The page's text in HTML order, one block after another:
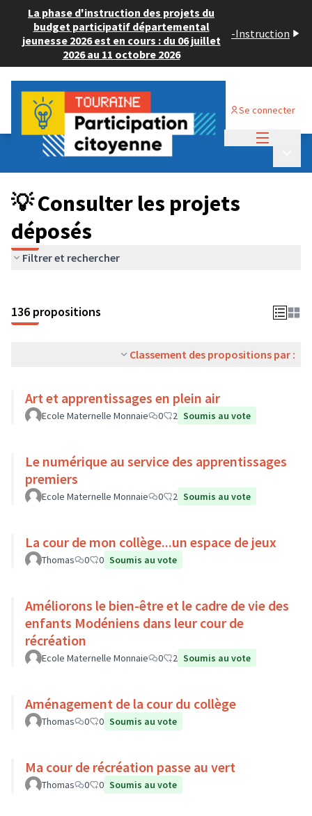
La phase d'instruction des projets du
budget participatif départemental
jeunesse 2026 est en cours : du 06 juillet
2026 au 11 octobre 2026
-Instruction
Se connecter
Budget Participatif JEUNESSE 2024
💡 Consulter les projets déposés
💡 Consulter les projets
déposés
Filtrer et rechercher
136 propositions
Classement des propositions par :
Art et apprentissages en plein air
Ecole Maternelle Monnaie 0 2 Soumis au vote
Le numérique au service des apprentissages
premiers
Ecole Maternelle Monnaie 0 2 Soumis au vote
La cour de mon collège...un espace de jeux
Thomas 0 0 Soumis au vote
Améliorons le bien-être et le cadre de vie des
enfants Modéniens dans leur cour de
récréation
Ecole Maternelle Monnaie 0 2 Soumis au vote
Aménagement de la cour du collège
Thomas 0 0 Soumis au vote
Ma cour de récréation passe au vert
Thomas 0 0 Soumis au vote